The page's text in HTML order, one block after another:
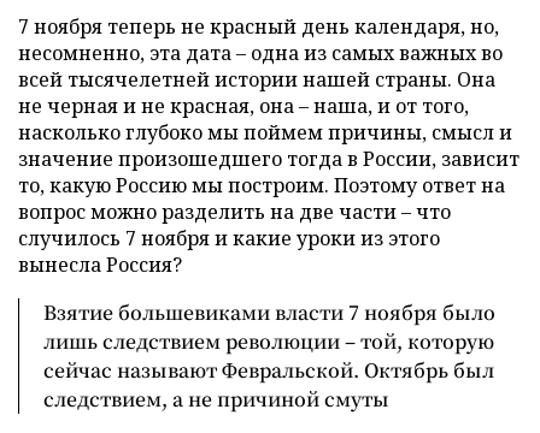
7 ноября теперь не красный день календаря, но,
несомненно, эта дата – одна из самых важных во
всей тысячелетней истории нашей страны. Она
не черная и не красная, она – наша, и от того,
насколько глубоко мы поймем причины, смысл и
значение произошедшего тогда в России, зависит
то, какую Россию мы построим. Поэтому ответ на
вопрос можно разделить на две части – что
случилось 7 ноября и какие уроки из этого
вынесла Россия?
Взятие большевиками власти 7 ноября было
лишь следствием революции – той, которую
сейчас называют Февральской. Октябрь был
следствием, а не причиной смуты